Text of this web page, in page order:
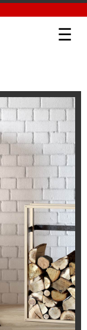
☰
BILDER